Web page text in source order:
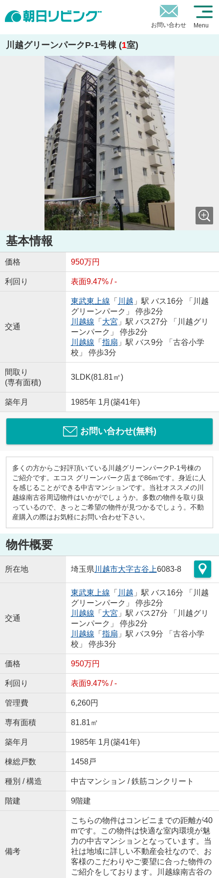
お問い合わせ Menu
川越グリーンパークP-1号棟 (1室)
基本情報
価格 950万円
利回り 表面9.47% / -
交通
東武東上線 「 川越 」駅 バス16分 「川越
グリーンパーク」 停歩2分
川越線 「 大宮 」駅 バス27分 「川越グリ
ーンパーク」 停歩2分
川越線 「 指扇 」駅 バス9分 「古谷小学
校」 停歩3分
間取り
(専有面積)
3LDK(81.81㎡)
築年月 1985年 1月(築41年)
お問い合わせ(無料)
多くの方からご好評頂いている川越グリーンパークP-1号棟の
ご紹介です。エコス グリーンパーク店まで86mです。身近に人
を感じることができる中古マンションです。当社オススメの川
越線南古谷周辺物件はいかがでしょうか。多数の物件を取り扱
っているので、きっとご希望の物件が見つかるでしょう。不動
産購入の際はお気軽にお問い合わせ下さい。
物件概要
所在地 埼玉県 川越市大字古谷上6083-8
交通
東武東上線 「 川越 」駅 バス16分 「川越
グリーンパーク」 停歩2分
川越線 「 大宮 」駅 バス27分 「川越グリ
ーンパーク」 停歩2分
川越線 「 指扇 」駅 バス9分 「古谷小学
校」 停歩3分
価格 950万円
利回り 表面9.47% / -
管理費 6,260円
専有面積 81.81㎡
築年月 1985年 1月(築41年)
棟総戸数 1458戸
種別 / 構造 中古マンション / 鉄筋コンクリート
階建 9階建
備考
こちらの物件はコンビニまでの距離が40
mです。この物件は快適な室内環境が魅
力の中古マンションとなっています。当
社は地域に詳しい不動産会社なので、お
客様のこだわりやご要望に合った物件の
ご紹介をしております。川越線南古谷の